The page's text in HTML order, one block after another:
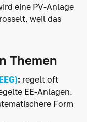
eine PV-Anlage
weil das
Themen
: regelt oft
EE-Anlagen.
Form